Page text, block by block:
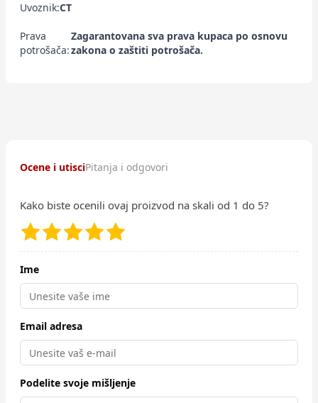
Uvoznik:CT
Prava
potrošača:
Zagarantovana sva prava kupaca po osnovu
zakona o zaštiti potrošača.
Ocene i utisciPitanja i odgovori
Kako biste ocenili ovaj proizvod na skali od 1 do 5?
Ime
Email adresa
Podelite svoje mišljenje